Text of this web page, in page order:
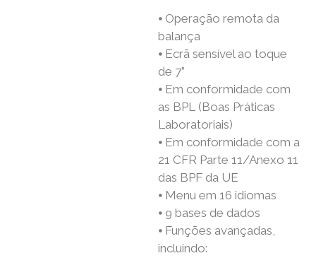
⦁ Operação remota da
balança
⦁ Ecrã sensível ao toque
de 7”
⦁ Em conformidade com
as BPL (Boas Práticas
Laboratoriais)
⦁ Em conformidade com a
21 CFR Parte 11/Anexo 11
das BPF da UE
⦁ Menu em 16 idiomas
⦁ 9 bases de dados
⦁ Funções avançadas,
incluindo: